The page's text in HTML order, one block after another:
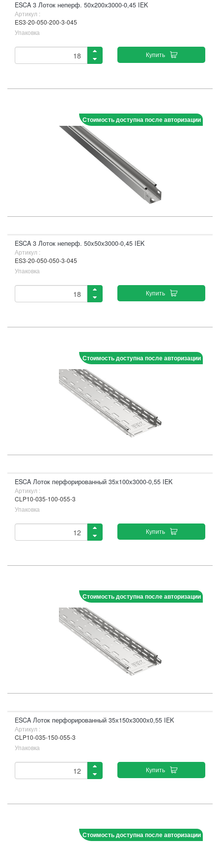
ESCA 3 Лоток неперф. 50х200х3000-0,45 IEK
Артикул :
ES3-20-050-200-3-045
Упаковка
Купить
Стоимость доступна после авторизации
ESCA 3 Лоток неперф. 50х50х3000-0,45 IEK
Артикул :
ES3-20-050-050-3-045
Упаковка
Купить
Стоимость доступна после авторизации
ESCA Лоток перфорированный 35х100х3000-0,55 IEK
Артикул :
CLP10-035-100-055-3
Упаковка
Купить
Стоимость доступна после авторизации
ESCA Лоток перфорированный 35х150х3000х0,55 IEK
Артикул :
CLP10-035-150-055-3
Упаковка
Купить
Стоимость доступна после авторизации